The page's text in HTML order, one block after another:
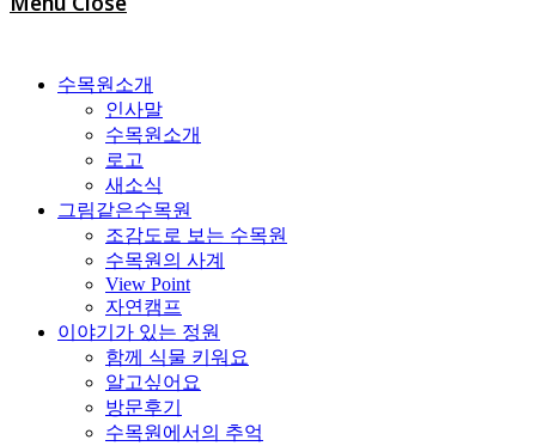
수목원소개
인사말
수목원소개
로고
새소식
그림같은수목원
조감도로 보는 수목원
수목원의 사계
View Point
자연캠프
이야기가 있는 정원
함께 식물 키워요
알고싶어요
방문후기
수목원에서의 추억